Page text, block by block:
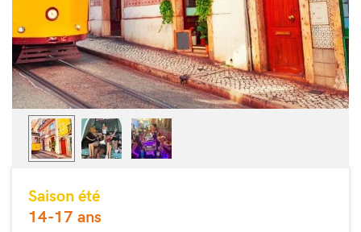
Saison été
14-17 ans